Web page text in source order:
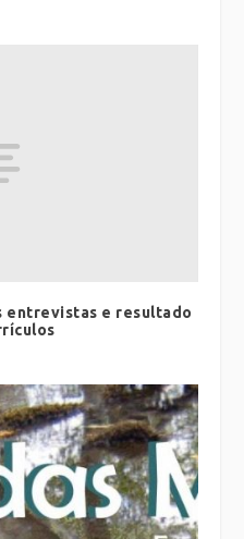
entrevistas e resultado